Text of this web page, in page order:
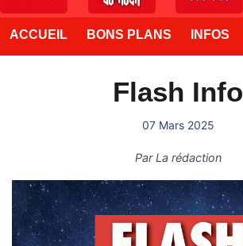
ACCUEIL BONS PLANS INFOS
Flash Info
07 Mars 2025
ParLa rédaction